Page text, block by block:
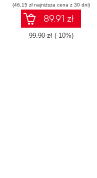
(46,15 zł najniższa cena z 30 dni)
89.91 zł
99.90 zł (-10%)